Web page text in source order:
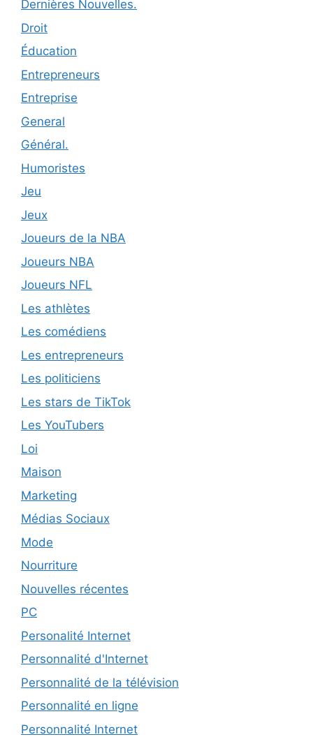
Dernières Nouvelles.
Droit
Éducation
Entrepreneurs
Entreprise
General
Général.
Humoristes
Jeu
Jeux
Joueurs de la NBA
Joueurs NBA
Joueurs NFL
Les athlètes
Les comédiens
Les entrepreneurs
Les politiciens
Les stars de TikTok
Les YouTubers
Loi
Maison
Marketing
Médias Sociaux
Mode
Nourriture
Nouvelles récentes
PC
Personalité Internet
Personnalité d'Internet
Personnalité de la télévision
Personnalité en ligne
Personnalité Internet